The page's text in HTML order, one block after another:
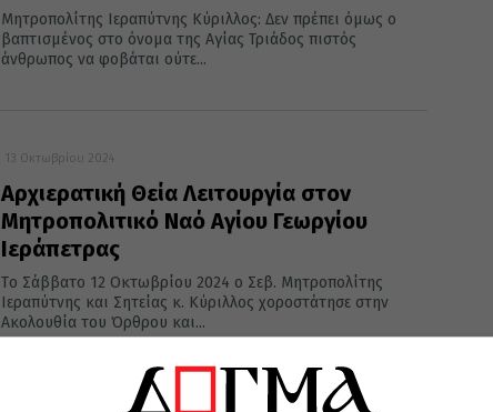
Μητροπολίτης Ιεραπύτνης Κύριλλος: Δεν πρέπει όμως ο
βαπτισμένος στο όνομα της Αγίας Τριάδος πιστός
άνθρωπος να φοβάται ούτε...
13 Οκτωβρίου 2024
Αρχιερατική Θεία Λειτουργία στον
Μητροπολιτικό Ναό Αγίου Γεωργίου
Ιεράπετρας
Tο Σάββατο 12 Οκτωβρίου 2024 ο Σεβ. Μητροπολίτης
Ιεραπύτνης και Σητείας κ. Κύριλλος χοροστάτησε στην
Ακολουθία του Όρθρου και...